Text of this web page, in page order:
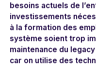
besoins actuels de
investissements
à la formation des
système soient trop
maintenance du
car on utilise des